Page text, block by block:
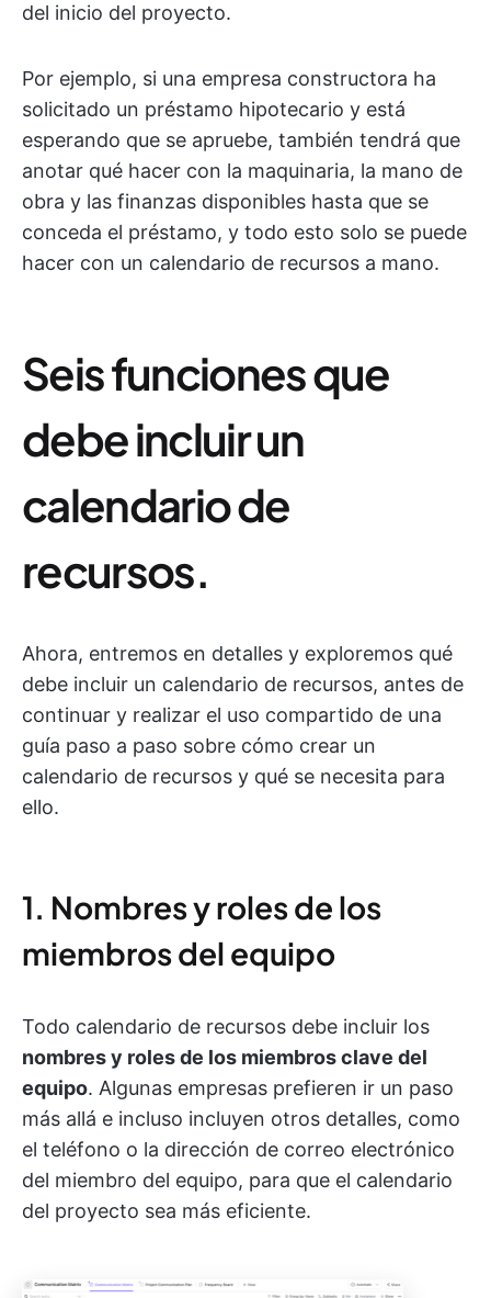
del inicio del proyecto.
Por ejemplo, si una empresa constructora ha
solicitado un préstamo hipotecario y está
esperando que se apruebe, también tendrá que
anotar qué hacer con la maquinaria, la mano de
obra y las finanzas disponibles hasta que se
conceda el préstamo, y todo esto solo se puede
hacer con un calendario de recursos a mano.
Seis funciones que
debe incluir un
calendario de
recursos.
Ahora, entremos en detalles y exploremos qué
debe incluir un calendario de recursos, antes de
continuar y realizar el uso compartido de una
guía paso a paso sobre cómo crear un
calendario de recursos y qué se necesita para
ello.
1. Nombres y roles de los
miembros del equipo
Todo calendario de recursos debe incluir los
nombres y roles de los miembros clave del
equipo. Algunas empresas prefieren ir un paso
más allá e incluso incluyen otros detalles, como
el teléfono o la dirección de correo electrónico
del miembro del equipo, para que el calendario
del proyecto sea más eficiente.